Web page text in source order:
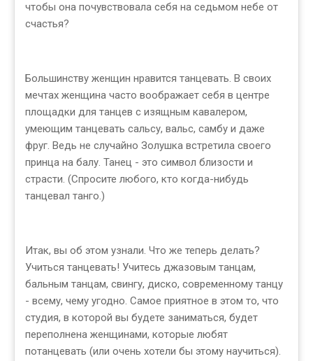
чтобы она почувствовала себя на седьмом небе от
счастья?
Большинству женщин нравится танцевать. В своих
мечтах женщина часто воображает себя в центре
площадки для танцев с изящным кавалером,
умеющим танцевать сальсу, вальс, самбу и даже
фруг. Ведь не случайно Золушка встретила своего
принца на балу. Танец - это символ близости и
страсти. (Спросите любого, кто когда-нибудь
танцевал танго.)
Итак, вы об этом узнали. Что же теперь делать?
Учиться танцевать! Учитесь джазовым танцам,
бальным танцам, свингу, диско, современному танцу
- всему, чему угодно. Самое приятное в этом то, что
студия, в которой вы будете заниматься, будет
переполнена женщинами, которые любят
потанцевать (или очень хотели бы этому научиться).